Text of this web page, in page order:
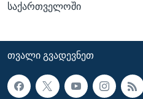
საქართველოში
ᲗᲕᲐᲚᲘ ᲒᲕᲐᲓᲔᲕᲜᲔᲗ